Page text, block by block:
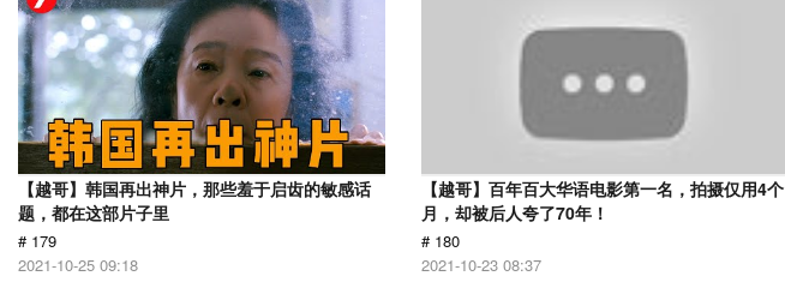
【越哥】韩国再出神片，那些羞于启齿的敏感话
题，都在这部片子里
# 179
2021-10-25 09:18
【越哥】百年百大华语电影第一名，拍摄仅用4个
月，却被后人夸了70年！
# 180
2021-10-23 08:37